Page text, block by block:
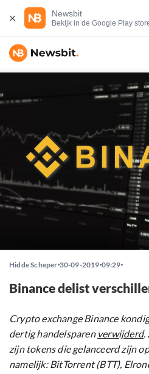
Newsbit
Bekijk in de Google Play
Hidde Scheper 30-09-2019 09:29
Binance delist
Crypto exchange Binance
dertig handelsparen verwijderd.
zijn tokens die gelanceerd zijn
namelijk: BitTorrent (BTT),